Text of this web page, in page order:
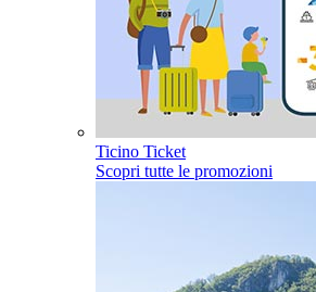
Ticino Ticket
Scopri tutte le promozioni